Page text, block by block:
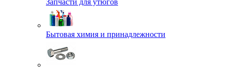
Запчасти для утюгов
Бытовая химия и принадлежности